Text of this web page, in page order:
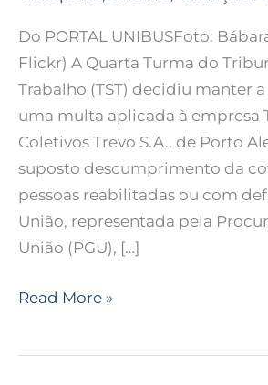
Do PORTAL UNIBUSFoto:
Flickr) A Quarta Turma do
Trabalho (TST) decidiu manter
uma multa aplicada à empresa
Coletivos Trevo S.A., de Porto
suposto descumprimento da
pessoas reabilitadas ou com
União, representada pela
União (PGU), […]
Read More »